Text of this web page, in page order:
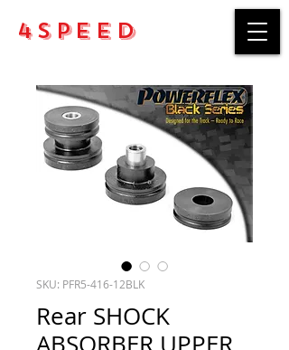
4Speed
SKU: PFR5-416-12BLK
Rear SHOCK